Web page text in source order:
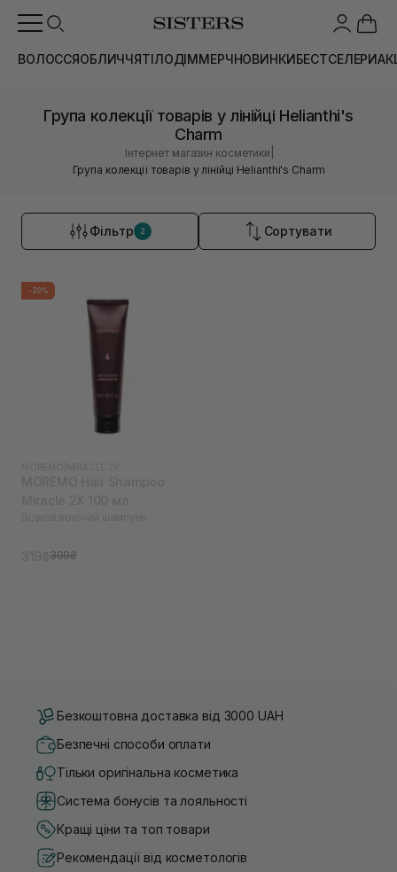
ВОЛОССЯОБЛИЧЧЯТІЛОДІММЕРЧНОВИНКИБЕСТСЕЛЕРИ
Група колекції товарів у лінійці Helianthi's
Charm
Інтернет магазин косметики
Група колекції товарів у лінійці Helianthi's Charm
Фільтр 2 Сортувати
-20%
399₴
Безкоштовна доставка від 3000 UAH
Безпечні способи оплати
Тільки оригінальна косметика
Система бонусів та лояльності
Кращі ціни та топ товари
Рекомендації від косметологів